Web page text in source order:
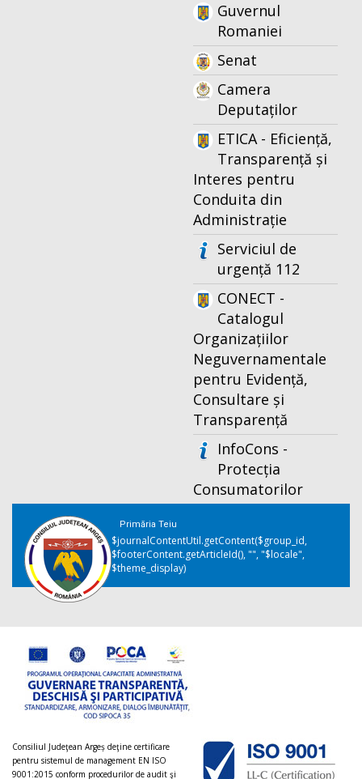
Guvernul
Romaniei
Senat
Camera
Deputaților
ETICA - Eficiență,
Transparență și
Interes pentru
Conduita din
Administrație
Serviciul de
urgență 112
CONECT -
Catalogul
Organizațiilor
Neguvernamentale
pentru Evidență,
Consultare și
Transparență
InfoCons -
Protecția
Consumatorilor
Primăria Teiu
$journalContentUtil.getContent($group_id,
$footerContent.getArticleId(), "", "$locale",
$theme_display)
Consiliul Judeţean Argeș deţine certificare
pentru sistemul de management EN ISO
9001:2015 conform procedurilor de audit şi